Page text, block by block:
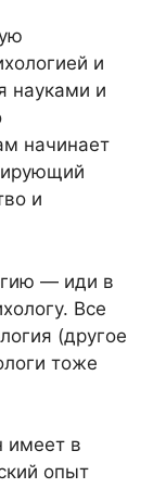
и
науками и
начинает
и
— иди в
Все
(другое
тоже
имеет в
опыт